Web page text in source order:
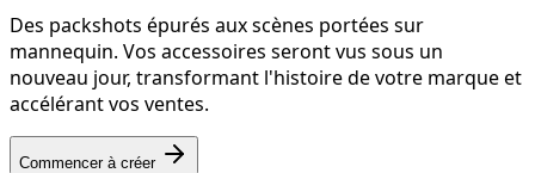
Des packshots épurés aux scènes portées sur
mannequin. Vos accessoires seront vus sous un
nouveau jour, transformant l'histoire de votre marque et
accélérant vos ventes.
Commencer à créer